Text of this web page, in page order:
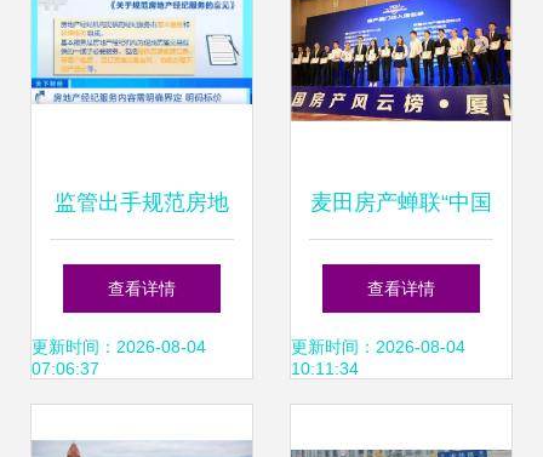
监管出手规范房地
产经纪服务，多地
试行二手房“直
查看详情
更新时间：2026-08-04
07:06:37
麦田房产蝉联“中国
房产风云榜影响力
经纪公司” 以服务
查看详情
更新时间：2026-08-04
10:11:34